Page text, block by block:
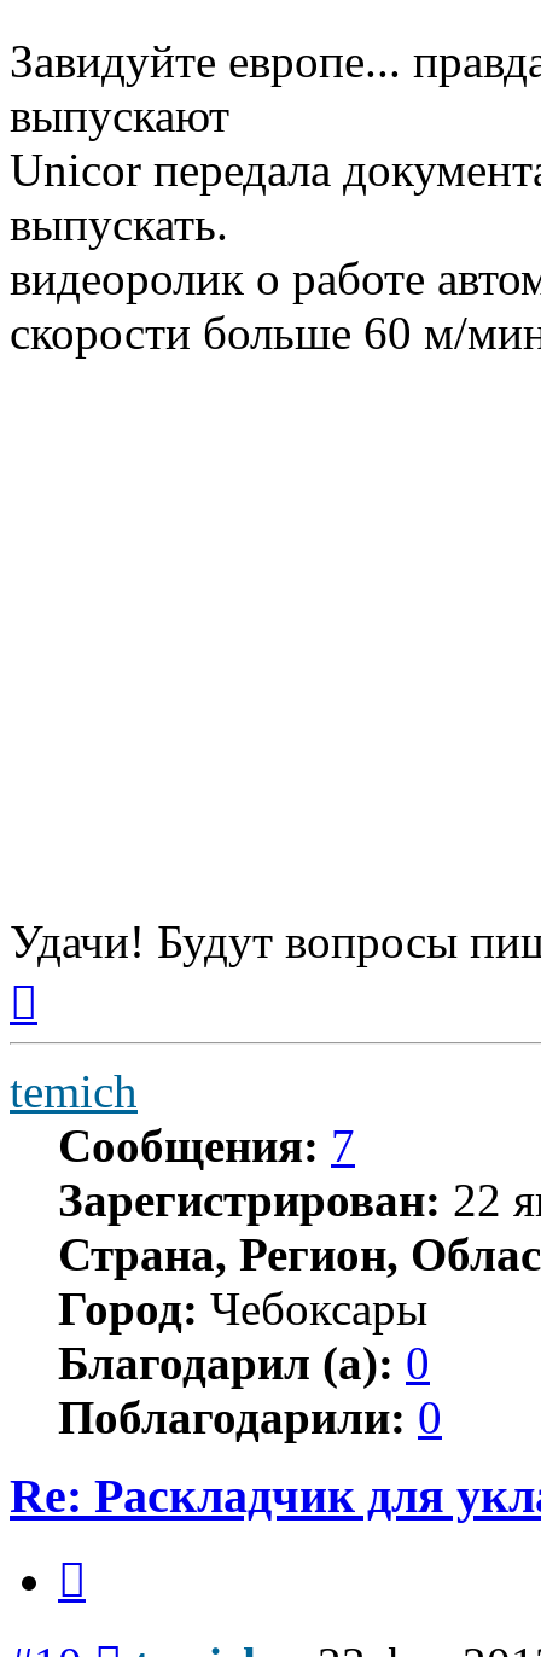
Завидуйте европе...
выпускают
Unicor передала
выпускать.
видеоролик о работе
скорости больше 60 м/
Удачи! Будут вопросы
началу
temich
Сообщения: 7
Зарегистрирован: 22
Страна, Регион,
Город: Чебоксары
Благодарил (а): 0
Поблагодарили: 0
Re: Раскладчик для